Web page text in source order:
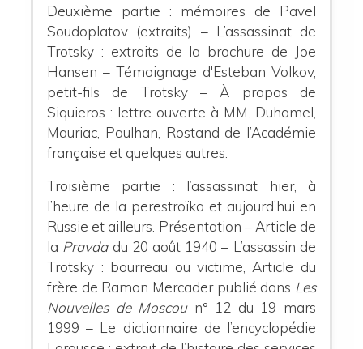
Deuxième partie : mémoires de Pavel
Soudoplatov (extraits) – L’assassinat de
Trotsky : extraits de la brochure de Joe
Hansen – Témoignage d'Esteban Volkov,
petit-fils de Trotsky – À propos de
Siquieros : lettre ouverte à MM. Duhamel,
Mauriac, Paulhan, Rostand de l’Académie
française et quelques autres.
Troisième partie : l’assassinat hier, à
l’heure de la perestroïka et aujourd’hui en
Russie et ailleurs. Présentation – Article de
la Pravdadu 20 août 1940 – L’assassin de
Trotsky : bourreau ou victime, Article du
frère de Ramon Mercader publié dans Les
Nouvelles de Moscoun° 12 du 19 mars
1999 – Le dictionnaire de l’encyclopédie